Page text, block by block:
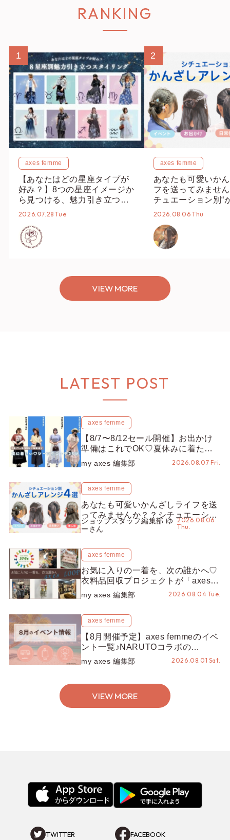
RANKING
1
axes femme
【あなたはどの星座タイプが
好み？】8つの星座イメージか
ら見つける、魅力引き立つス
タイリング♡
2026.07.28 Tue
2
axes femme
あなたも可愛いか
フを送ってみませ
チュエーション別“
オススメ【ショッ
2026.08.06 Thu
VIEW MORE
LATEST POST
axes femme
【8/7〜8/12セール開催】お出かけ
準備はこれでOK♡夏休みに着たい
コーデ25選をシーン別に徹底解説！
my axes 編集部 2026.08.07 Fri.
axes femme
あなたも可愛いかんざしライフを送
ってみませんか？？シチュエーショ
ン別“かんざし”のオススメ【ショッ
プスタッフ編集部】
ショップスタッフ編集部 ゆ
ーさん
2026.08.06
Thu.
axes femme
お気に入りの一着を、次の誰かへ♡
衣料品回収プロジェクトが「axes
LOOP」にアップデート！活用する
とポイントが手に入る◎
my axes 編集部 2026.08.04 Tue.
axes femme
【8月開催予定】axes femmeのイベ
ント一覧♪NARUTOコラボの
REZEN POPUPから、プチYour
Stage.、ティーパーティまで！8月
my axes 編集部 2026.08.01 Sat.
VIEW MORE
TWITTER FACEBOOK